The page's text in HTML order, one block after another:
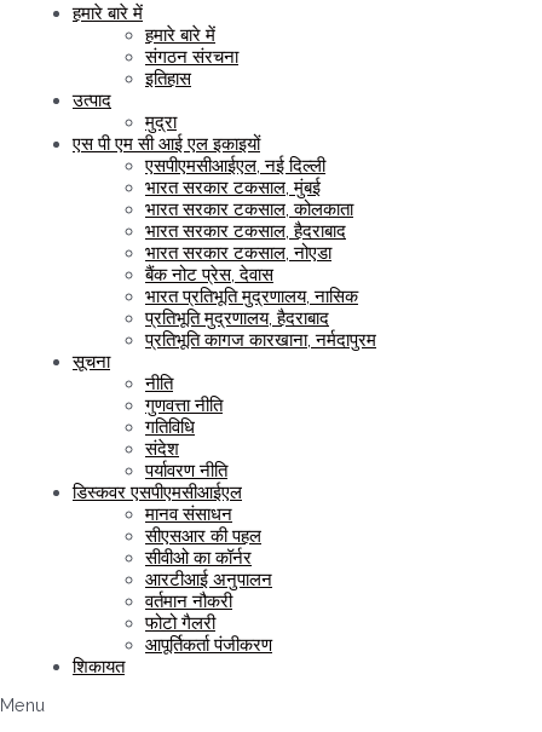
हमारे बारे में
हमारे बारे में
संगठन संरचना
इतिहास
उत्पाद
मुद्रा
एस पी एम सी आई एल इकाइयों
एसपीएमसीआईएल, नई दिल्ली
भारत सरकार टकसाल, मुंबई
भारत सरकार टकसाल, कोलकाता
भारत सरकार टकसाल, हैदराबाद
भारत सरकार टकसाल, नोएडा
बैंक नोट प्रेस, देवास
भारत प्रतिभूति मुद्रणालय, नासिक
प्रतिभूति मुद्रणालय, हैदराबाद
प्रतिभूति कागज कारखाना, नर्मदापुरम
सूचना
नीति
गुणवत्ता नीति
गतिविधि
संदेश
पर्यावरण नीति
डिस्कवर एसपीएमसीआईएल
मानव संसाधन
सीएसआर की पहल
सीवीओ का कॉर्नर
आरटीआई अनुपालन
वर्तमान नौकरी
फोटो गैलरी
आपूर्तिकर्ता पंजीकरण
शिकायत
Menu